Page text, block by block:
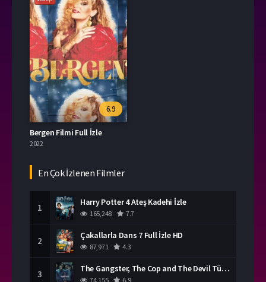
6.9
Bergen Filmi Full İzle
2022
En Çok İzlenen Filmler
1 Harry Potter 4 Ateş Kadehi İzle
165,248 7.7
2 Çakallarla Dans 7 Full İzle HD
87,971 4.3
3 The Gangster, The Cop and The Devil Türkçe Dublaj İzle
74,155 6.9